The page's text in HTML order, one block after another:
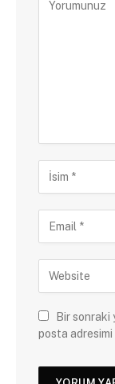
Bir sonraki
posta adresimi